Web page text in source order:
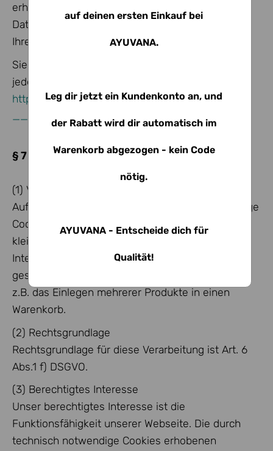
erhobenen Informationen personenbezogene
Daten enthalten, werden diese unmittelbar nach
Ihrem Besuch unserer Webseite gelöscht.
Sie können den Einsatz des uptain-Plugins
jederzeit über folgenden Link deaktivieren:
https://ayuvana.de/datenschutz?
§ 7 Informationen über Cookies
(1) Verarbeitungszweck
Auf dieser Webseite werden technisch notwendige
Cookies eingesetzt. Es handelt sich dabei um
kleine Textdateien, die im bzw. von Ihrem
Internetbrowser auf Ihrem Computersystem
gespeichert werden. Diese Cookies ermöglichen
z.B. das Einlegen mehrerer Produkte in einen
Warenkorb.
(2) Rechtsgrundlage
Rechtsgrundlage für diese Verarbeitung ist Art. 6
Abs.1 f) DSGVO.
(3) Berechtigtes Interesse
Unser berechtigtes Interesse ist die
Funktionsfähigkeit unserer Webseite. Die durch
technisch notwendige Cookies erhobenen
auf deinen ersten Einkauf bei
AYUVANA.
Leg dir jetzt ein Kundenkonto an, und
der Rabatt wird dir automatisch im
Warenkorb abgezogen - kein Code
nötig.
AYUVANA - Entscheide dich für
Qualität!